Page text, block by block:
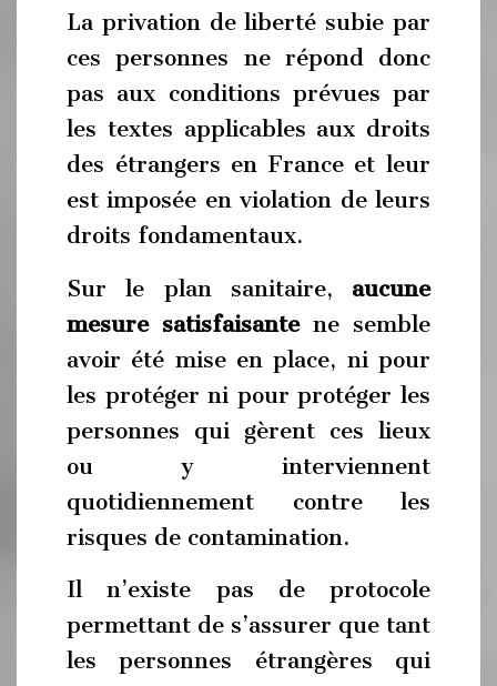
La privation de liberté subie par
ces personnes ne répond donc
pas aux conditions prévues par
les textes applicables aux droits
des étrangers en France et leur
est imposée en violation de leurs
droits fondamentaux.
Sur le plan sanitaire, aucune
mesure satisfaisantene semble
avoir été mise en place, ni pour
les protéger ni pour protéger les
personnes qui gèrent ces lieux
ou y interviennent
quotidiennement contre les
risques de contamination.
Il n’existe pas de protocole
permettant de s’assurer que tant
les personnes étrangères qui